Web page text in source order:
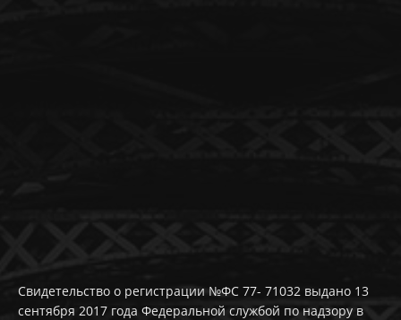
Свидетельство о регистрации №ФС 77- 71032 выдано 13
сентября 2017 года Федеральной службой по надзору в